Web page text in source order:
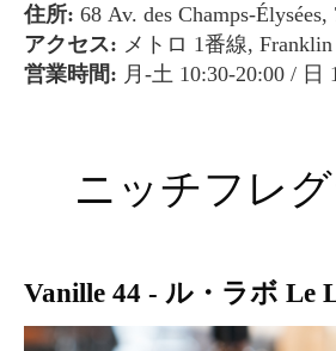
住所: 68 Av. des Champs-Élysées,
アクセス: メトロ 1番線,
営業時間: 月-土 10:30-20:00 / 日
ニッチフレ
Vanille 44 - ル・ラボ Le